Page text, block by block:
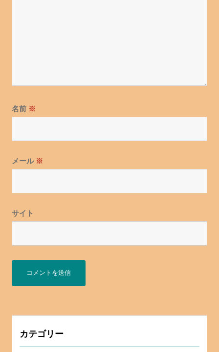
名前 ※
メール ※
サイト
カテゴリー